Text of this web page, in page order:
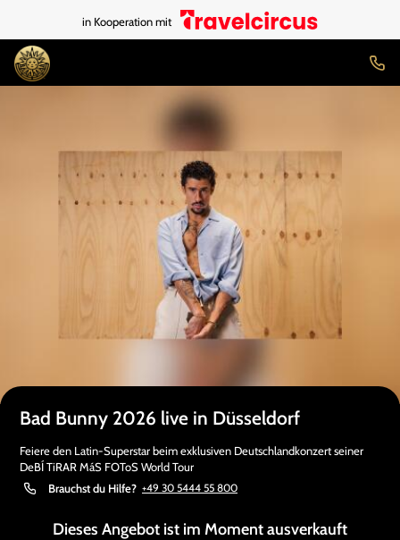
in Kooperation mit
Bad Bunny 2026 live in Düsseldorf
Feiere den Latin-Superstar beim exklusiven Deutschlandkonzert seiner
DeBÍ TiRAR MáS FOToS World Tour
Brauchst du Hilfe? +49 30 5444 55 800
Dieses Angebot ist im Moment ausverkauft